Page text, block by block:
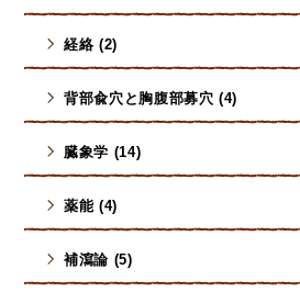
経絡 (2)
背部兪穴と胸腹部募穴 (4)
臓象学 (14)
薬能 (4)
補瀉論 (5)